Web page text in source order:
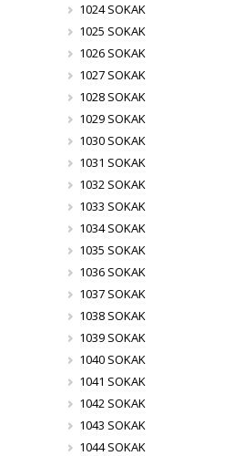
1024 SOKAK
1025 SOKAK
1026 SOKAK
1027 SOKAK
1028 SOKAK
1029 SOKAK
1030 SOKAK
1031 SOKAK
1032 SOKAK
1033 SOKAK
1034 SOKAK
1035 SOKAK
1036 SOKAK
1037 SOKAK
1038 SOKAK
1039 SOKAK
1040 SOKAK
1041 SOKAK
1042 SOKAK
1043 SOKAK
1044 SOKAK